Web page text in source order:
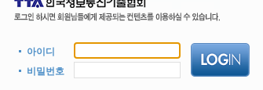
아이디
비밀번호